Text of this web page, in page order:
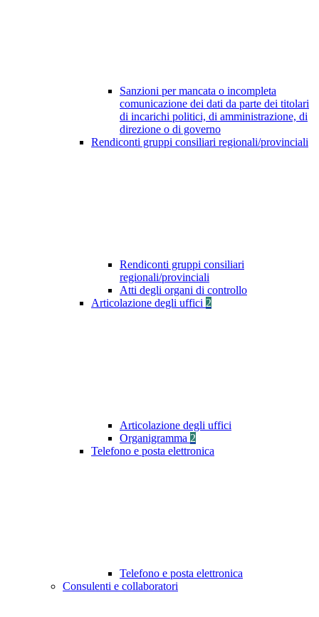
Sanzioni per mancata o incompleta
comunicazione dei dati da parte dei titolari
di incarichi politici, di amministrazione, di
direzione o di governo
Rendiconti gruppi consiliari regionali/provinciali
Rendiconti gruppi consiliari
regionali/provinciali
Atti degli organi di controllo
Articolazione degli uffici 2
Articolazione degli uffici
Organigramma 2
Telefono e posta elettronica
Telefono e posta elettronica
Consulenti e collaboratori